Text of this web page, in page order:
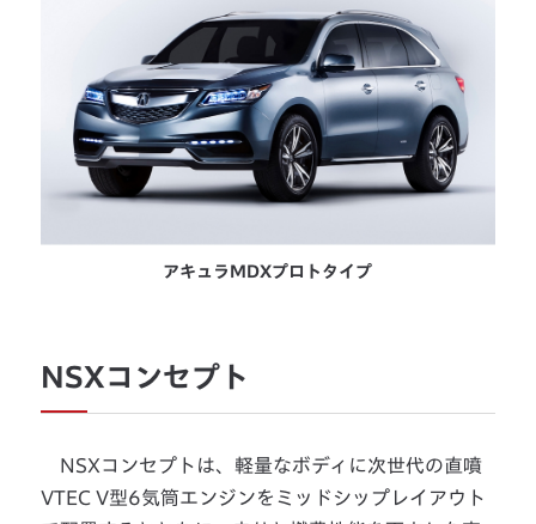
アキュラMDXプロトタイプ
NSXコンセプト
NSXコンセプトは、軽量なボディに次世代の直噴
VTEC V型6気筒エンジンをミッドシップレイアウト